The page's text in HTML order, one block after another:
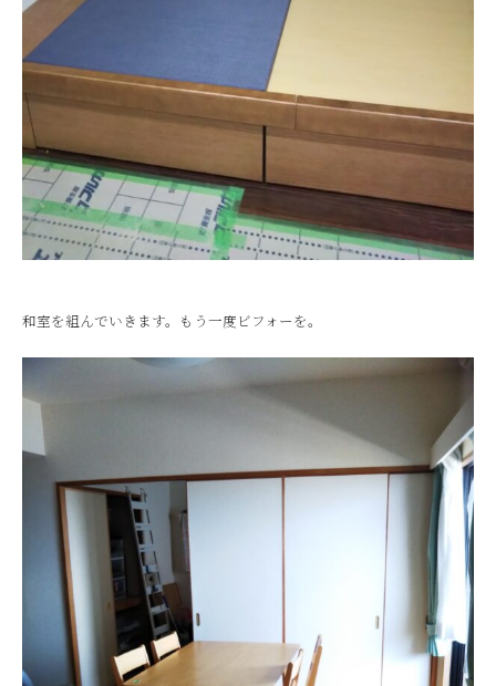
和室を組んでいきます。もう一度ビフォーを。